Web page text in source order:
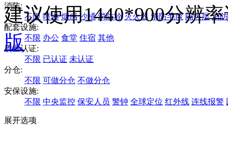
消防:
不限 喷淋 烟感 沙桶 消防栓 灭火器 消防毛毯 隔热层 消
配套设施:
不限 办公 食堂 住宿 其他
质量认证:
不限 已认证 未认证
分仓:
不限 可做分仓 不做分仓
安保设施:
不限 中央监控 保安人员 警钟 全球定位 红外线 连线报警
展开选项
建议使用1440*900分辨
版